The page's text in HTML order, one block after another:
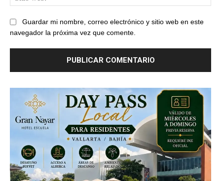
Guardar mi nombre, correo electrónico y sitio web en este
navegador la próxima vez que comente.